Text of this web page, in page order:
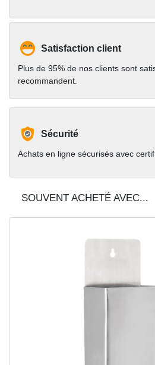
Satisfaction client
Plus de 95% de nos clients sont
recommandent.
Sécurité
Achats en ligne sécurisés avec
SOUVENT ACHETÉ AVEC...